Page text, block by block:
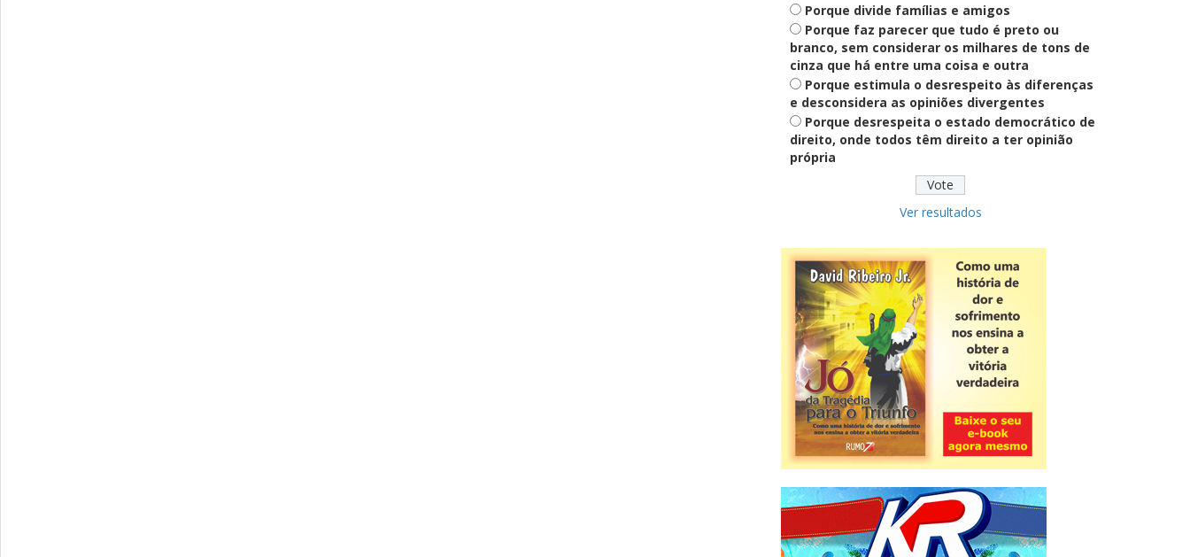
Definido
PT lança Patrus Ananias como
candidato ao governo de Minas
Gerais
Educação
Fies: pré-selecionados têm até
terça para complementar
CNPJ alfanumérico começa a ser
emitido nesta sexta
ver todas »
Porque divide famílias e amigos
Porque faz parecer que tudo é preto ou
branco, sem considerar os milhares de tons de
cinza que há entre uma coisa e outra
Porque estimula o desrespeito às diferenças
e desconsidera as opiniões divergentes
Porque desrespeita o estado democrático de
direito, onde todos têm direito a ter opinião
própria
Ver resultados